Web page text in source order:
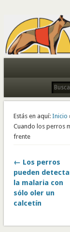
Todo sobre perros de
Estás en aquí: Inicio ›
Cuando los perros
frente
← Los perros
pueden
la malaria con
sólo oler un
calcetín